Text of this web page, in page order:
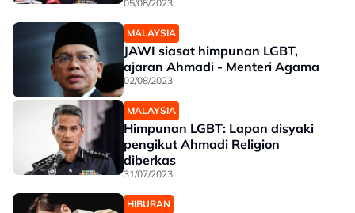
05/08/2023
MALAYSIA
JAWI siasat himpunan LGBT,
ajaran Ahmadi - Menteri Agama
02/08/2023
MALAYSIA
Himpunan LGBT: Lapan disyaki
pengikut Ahmadi Religion
diberkas
31/07/2023
HIBURAN